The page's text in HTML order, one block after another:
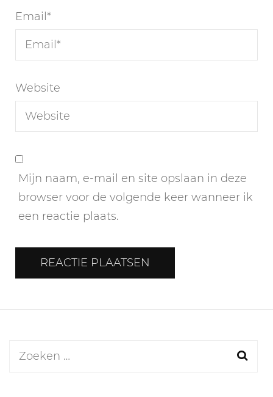
Email*
Website
Mijn naam, e-mail en site opslaan in deze
browser voor de volgende keer wanneer ik
een reactie plaats.
Zoeken